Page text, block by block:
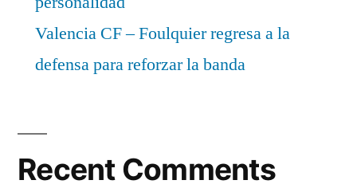
Valencia CF – Foulquier regresa a la
defensa para reforzar la banda
Recent Comments